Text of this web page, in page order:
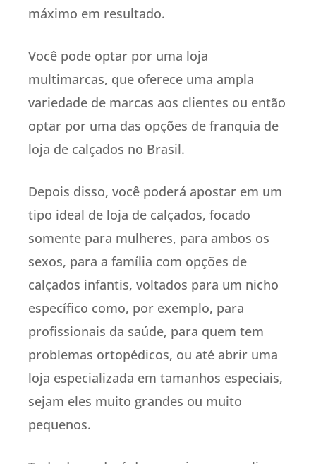
máximo em resultado.
Você pode optar por uma loja
multimarcas, que oferece uma ampla
variedade de marcas aos clientes ou então
optar por uma das opções de franquia de
loja de calçados no Brasil.
Depois disso, você poderá apostar em um
tipo ideal de loja de calçados, focado
somente para mulheres, para ambos os
sexos, para a família com opções de
calçados infantis, voltados para um nicho
específico como, por exemplo, para
profissionais da saúde, para quem tem
problemas ortopédicos, ou até abrir uma
loja especializada em tamanhos especiais,
sejam eles muito grandes ou muito
pequenos.